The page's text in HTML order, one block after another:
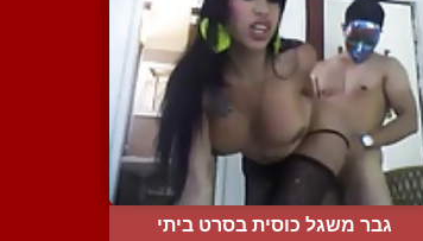
גבר משגל כוסית בסרט ביתי